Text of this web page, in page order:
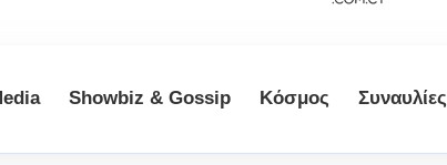
Showbiz & Gossip Κόσμος Συναυλίες